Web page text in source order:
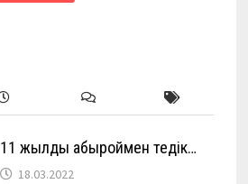
11 жылды абыроймен өтедік…
18.03.2022